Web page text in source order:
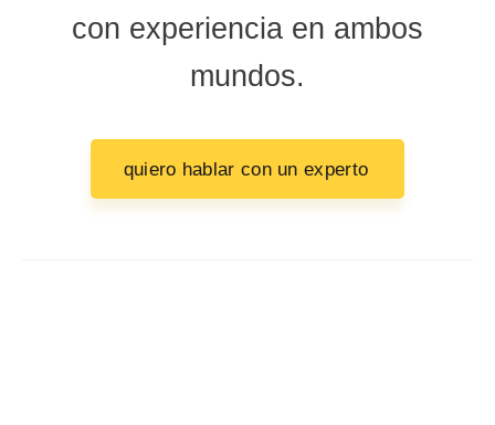
con experiencia en ambos
mundos.
quiero hablar con un experto